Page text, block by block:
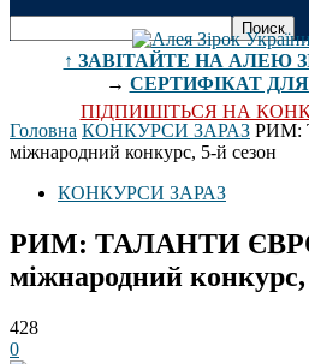
↑ ЗАВІТАЙТЕ НА АЛЕЮ
→ СЕРТИФІКАТ
ПІДПИШІТЬСЯ НА
Головна КОНКУРСИ ЗАРАЗ РИМ:
міжнародний конкурс, 5-й сезон
КОНКУРСИ ЗАРАЗ
РИМ: ТАЛАНТИ
міжнародний конкурс,
428
0